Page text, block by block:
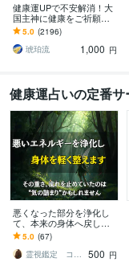
健康運UPで不安解消！大
国主神に健康をご祈願し
ます 長寿・厄除け・合
格・必勝・安産・子宝の
祈願あり。ご家族にも！
5.0 (2196)
琥珀流
1,000 円
健康運占いの定番サ
悪くなった部分を浄化し
て、本来の身体へ戻しま
す 滞りの原因を根本の波
動から浄化し軽く動ける
身体へ導く遠隔整体
5.0 (67)
霊視鑑定 コハク
500 円